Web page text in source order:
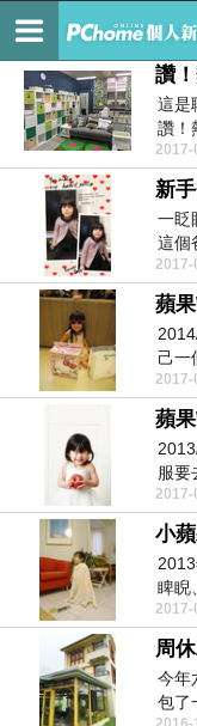
搞怪王子的新聞
這是
讚！
2017-
新
一眨
這個
錄"
2017-
蘋
己一
2017-
蘋
服要
2017-
小
睥睨
2017-
周
今年
包了